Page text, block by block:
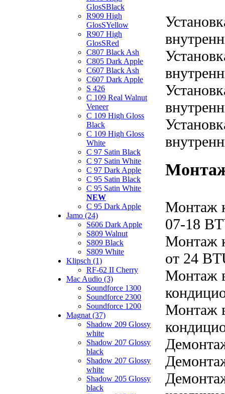
GlosSBlack
R909 High
GlosSYellow
R907 High
GlosSRed
C807 Black Ash
C805 Dark Apple
C607 Black Ash
C607 Dark Apple
S 426
C 109 Real Walnut
Veneer
C 109 High Gloss
Black
C 109 High Gloss
White
C 97 Satin Black
C 97 Satin White
C 97 Dark Apple
C 95 Satin Black
C 95 Satin White
NEW
C 95 Dark Apple
Jamo (24)
S606 Dark Apple
S809 Walnut
S809 Black
S809 White
Klipsch (1)
RF-62 II Cherry
Mac Audio (3)
Soundforce 1300
Soundforce 2300
Soundforce 1200
Magnat (37)
Shadow 209 Glossy
white
Shadow 207 Glossy
black
Shadow 207 Glossy
white
Shadow 205 Glossy
black
Монтаж
07-18
Монтаж
от 24
Монтаж
Монтаж